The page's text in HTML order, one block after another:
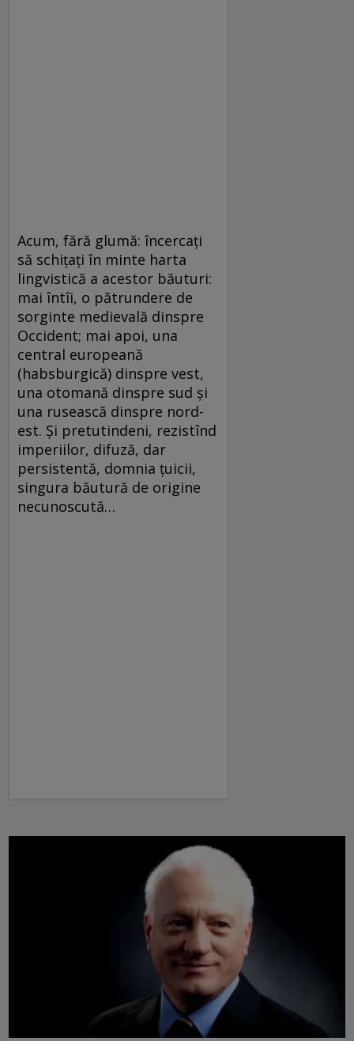
Acum, fără glumă: încercați
să schițați în minte harta
lingvistică a acestor băuturi:
mai în­tîi, o pătrundere de
sorginte medievală dinspre
Occident; mai apoi, una
central europeană
(habsburgică) dinspre vest,
una otomană dinspre sud și
una rusească dinspre nord-
est. Și pretutindeni, rezistînd
imperiilor, difuză, dar
persistentă, domnia țuicii,
singura băutură de origine
necunoscută…